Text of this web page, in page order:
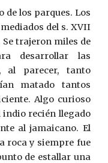
de los parques. Los
del s. XVII
trajeron miles de
desarrollar las
al parecer, tanto
matado tantos
Algo curioso
indio recién llegado
al jamaicano. El
roca y siempre fue
de estallar una